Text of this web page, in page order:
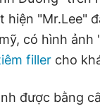
hiện "Mr.Lee"
có hình ảnh
filler cho
được bằng